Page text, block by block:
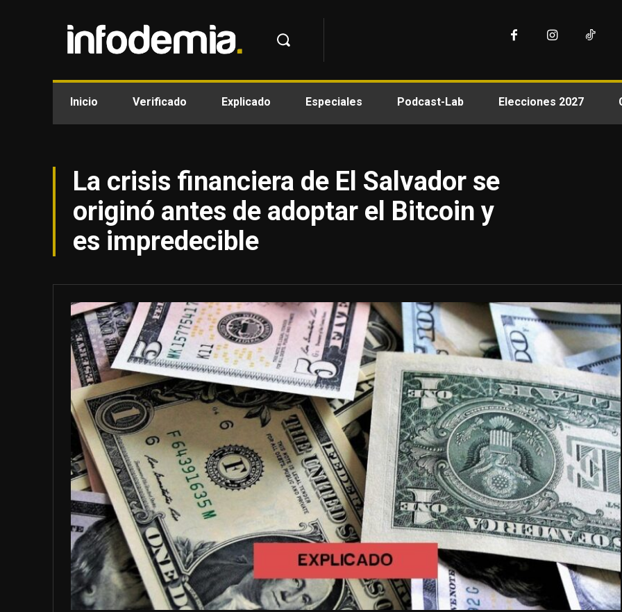
Inicio Verificado Explicado Especiales Podcast-Lab Elecciones 2027
La crisis financiera de El Salvador se
originó antes de adoptar el Bitcoin y
es impredecible